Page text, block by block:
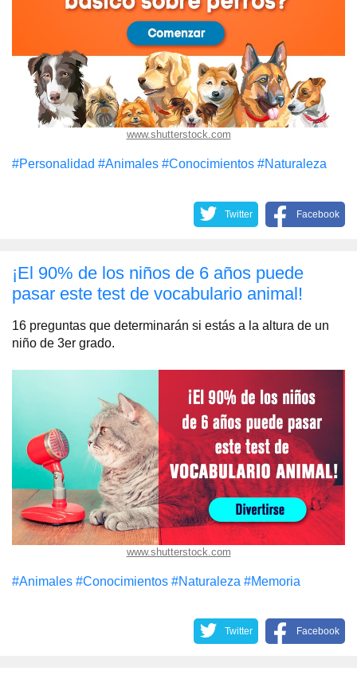
www.shutterstock.com
#Personalidad #Animales #Conocimientos #Naturaleza
Twitter Facebook
¡El 90% de los niños de 6 años puede
pasar este test de vocabulario animal!
16 preguntas que determinarán si estás a la altura de un
niño de 3er grado.
www.shutterstock.com
#Animales #Conocimientos #Naturaleza #Memoria
Twitter Facebook